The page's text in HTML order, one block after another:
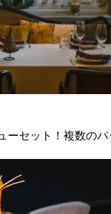
ーセット！複数の